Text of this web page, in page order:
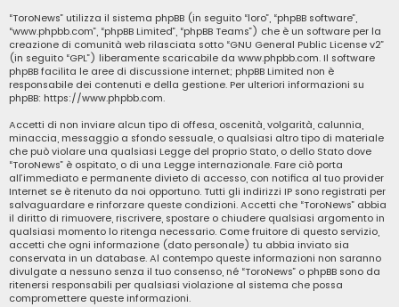
“ToroNews” utilizza il sistema phpBB (in seguito “loro”, “phpBB software”,
“www.phpbb.com”, “phpBB Limited”, “phpBB Teams”) che è un software per la
creazione di comunità web rilasciata sotto “GNU General Public License v2”
(in seguito “GPL”) liberamente scaricabile da www.phpbb.com. Il software
phpBB facilita le aree di discussione internet; phpBB Limited non è
responsabile dei contenuti e della gestione. Per ulteriori informazioni su
phpBB: https://www.phpbb.com.
Accetti di non inviare alcun tipo di offesa, oscenità, volgarità, calunnia,
minaccia, messaggio a sfondo sessuale, o qualsiasi altro tipo di materiale
che può violare una qualsiasi Legge del proprio Stato, o dello Stato dove
“ToroNews” è ospitato, o di una Legge internazionale. Fare ciò porta
all’immediato e permanente divieto di accesso, con notifica al tuo provider
Internet se è ritenuto da noi opportuno. Tutti gli indirizzi IP sono registrati per
salvaguardare e rinforzare queste condizioni. Accetti che “ToroNews” abbia
il diritto di rimuovere, riscrivere, spostare o chiudere qualsiasi argomento in
qualsiasi momento lo ritenga necessario. Come fruitore di questo servizio,
accetti che ogni informazione (dato personale) tu abbia inviato sia
conservata in un database. Al contempo queste informazioni non saranno
divulgate a nessuno senza il tuo consenso, né “ToroNews” o phpBB sono da
ritenersi responsabili per qualsiasi violazione al sistema che possa
compromettere queste informazioni.